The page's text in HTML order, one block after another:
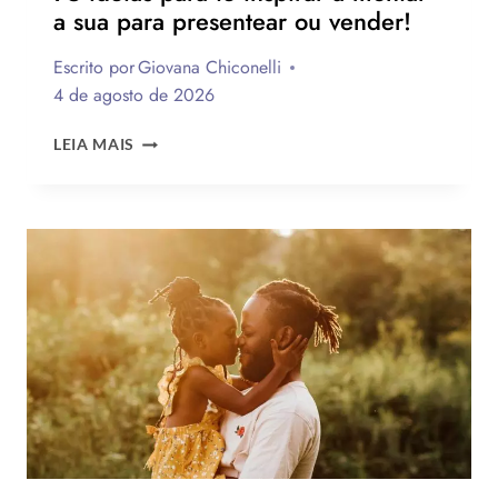
a sua para presentear ou vender!
Escrito porGiovana Chiconelli
4 de agosto de 2026
LEIA MAIS CESTA
DOS
MAIS
DE
75
IDEIAS
PARA
TE
INSPIRAR
A
MONTAR